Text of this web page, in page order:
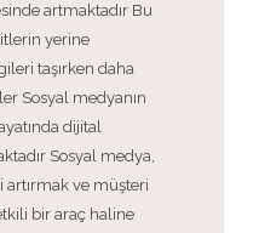
artmaktadır Bu
yerine
taşırken daha
Sosyal medyanın
dijital
Sosyal medya,
ve müşteri
bir araç haline